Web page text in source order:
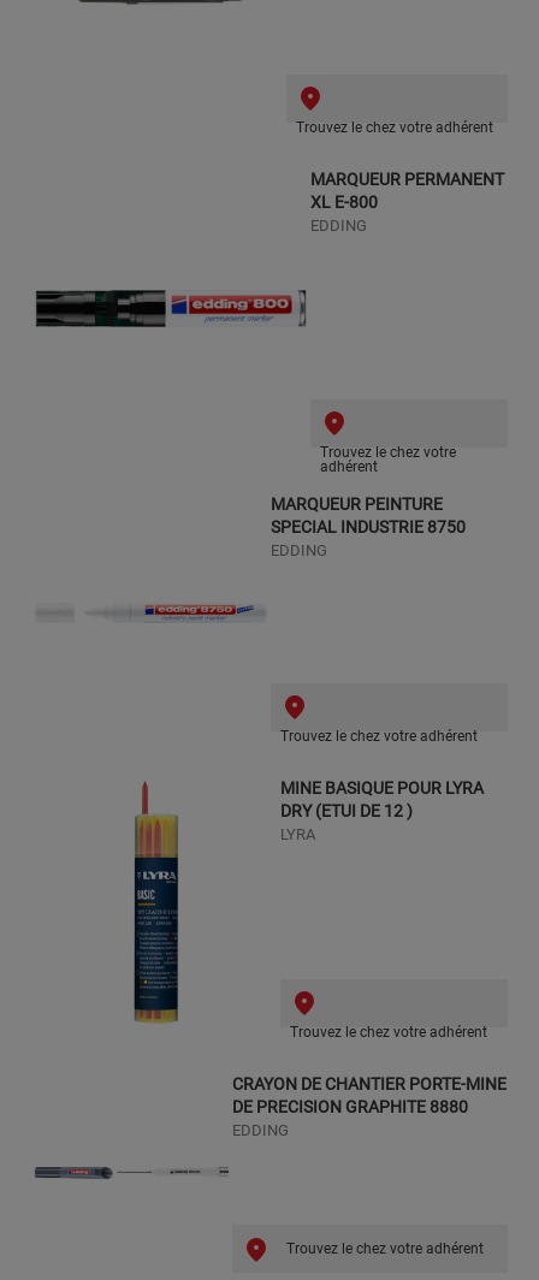
Trouvez le chez votre adhérent
MARQUEUR PERMANENT
XL E-800
EDDING
Trouvez le chez votre
adhérent
MARQUEUR PEINTURE
SPECIAL INDUSTRIE 8750
EDDING
Trouvez le chez votre adhérent
MINE BASIQUE POUR LYRA
DRY (ETUI DE 12 )
LYRA
Trouvez le chez votre adhérent
CRAYON DE CHANTIER PORTE-MINE
DE PRECISION GRAPHITE 8880
EDDING
Trouvez le chez votre adhérent